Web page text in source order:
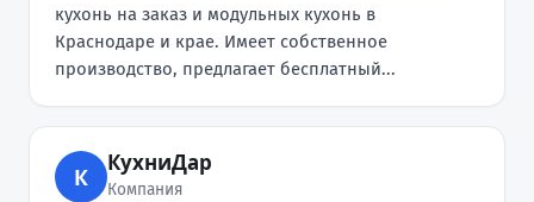
кухонь на заказ и модульных кухонь в
Краснодаре и крае. Имеет собственное
производство, предлагает бесплатный...
К
КухниДар
Компания